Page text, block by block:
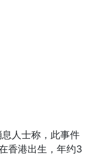
人士称，此事件
香港出生，年约3